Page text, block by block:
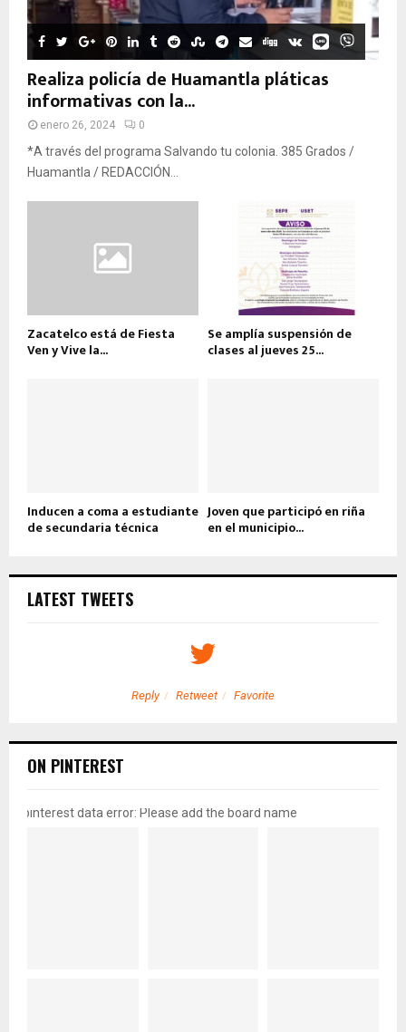
Realiza policía de Huamantla pláticas
informativas con la...
enero 26, 2024 0
*A través del programa Salvando tu colonia. 385 Grados /
Huamantla / REDACCIÓN...
Zacatelco está de Fiesta
Ven y Vive la...
Se amplía suspensión de
clases al jueves 25...
Inducen a coma a estudiante
de secundaria técnica
Joven que participó en riña
en el municipio...
LATEST TWEETS
Reply Retweet Favorite
ON PINTEREST
pinterest data error: Please add the board name